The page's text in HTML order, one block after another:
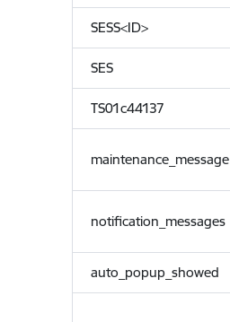
SESS<ID>
SES
TS01c44137
maintenance_message
notification_messages
auto_popup_showed